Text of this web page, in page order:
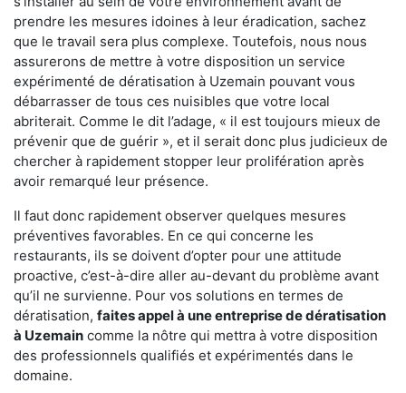
prendre les mesures idoines à leur éradication, sachez
que le travail sera plus complexe. Toutefois, nous nous
assurerons de mettre à votre disposition un service
expérimenté de dératisation à Uzemain pouvant vous
débarrasser de tous ces nuisibles que votre local
abriterait. Comme le dit l’adage, « il est toujours mieux de
prévenir que de guérir », et il serait donc plus judicieux de
chercher à rapidement stopper leur prolifération après
avoir remarqué leur présence.
Il faut donc rapidement observer quelques mesures
préventives favorables. En ce qui concerne les
restaurants, ils se doivent d’opter pour une attitude
proactive, c’est-à-dire aller au-devant du problème avant
qu’il ne survienne. Pour vos solutions en termes de
dératisation, faites appel à une entreprise de dératisation
à Uzemain comme la nôtre qui mettra à votre disposition
des professionnels qualifiés et expérimentés dans le
domaine.